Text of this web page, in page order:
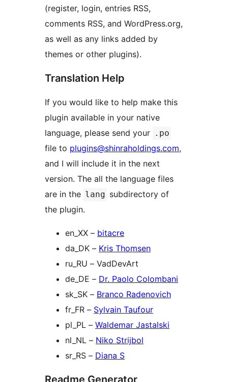
(register, login, entries RSS,
comments RSS, and WordPress.org,
as well as any links added by
themes or other plugins).
Translation Help
If you would like to help make this
plugin available in your native
language, please send your .po
file to plugins@shinraholdings.com,
and I will include it in the next
version. The all the language files
are in the lang subdirectory of
the plugin.
en_XX – bitacre
da_DK – Kris Thomsen
ru_RU – VadDevArt
de_DE – Dr. Paolo Colombani
sk_SK – Branco Radenovich
fr_FR – Sylvain Taufour
pl_PL – Waldemar Jastalski
nl_NL – Niko Strijbol
sr_RS – Diana S